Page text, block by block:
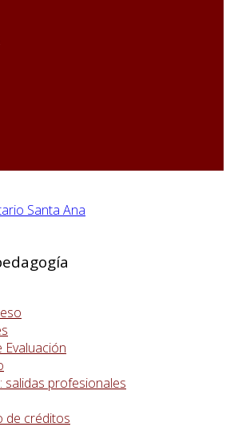
Santa Ana
salidas profesionales
de créditos